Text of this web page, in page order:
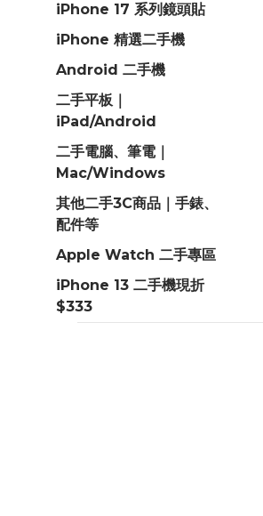
iPhone 17 系列鏡頭貼
iPhone 精選二手機
Android 二手機
二手平板｜
iPad/Android
二手電腦、筆電｜
Mac/Windows
其他二手3C商品｜手錶、
配件等
Apple Watch 二手專區
iPhone 13 二手機現折
$333